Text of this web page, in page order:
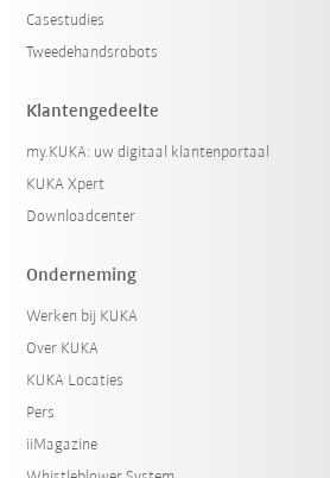
Casestudies
Tweedehandsrobots
Klantengedeelte
my.KUKA: uw digitaal klantenportaal
KUKA Xpert
Downloadcenter
Onderneming
Werken bij KUKA
Over KUKA
KUKA Locaties
Pers
iiMagazine